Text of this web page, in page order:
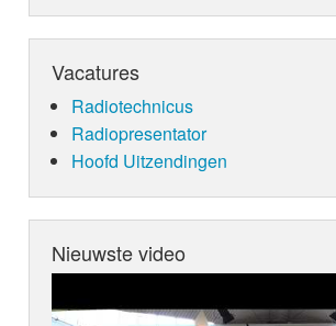
Vacatures
Radiotechnicus
Radiopresentator
Hoofd Uitzendingen
Nieuwste video